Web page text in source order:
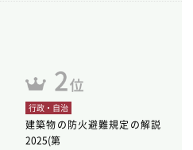
行政・自治
建築物の防火避難規定の解説
2025(第